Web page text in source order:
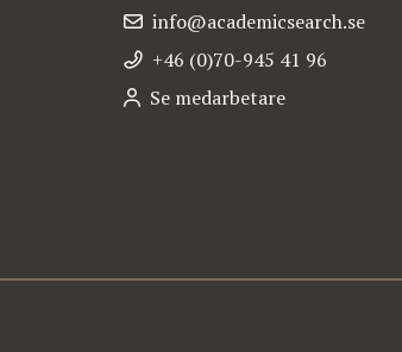
info@academicsearch.se
+46 (0)70-945 41 96
Se medarbetare